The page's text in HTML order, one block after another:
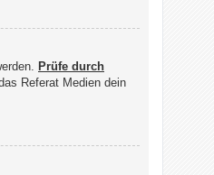
Prüfe durch
Referat Medien dein